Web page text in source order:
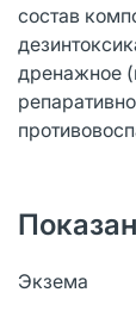
состав
дренажное
Экзема